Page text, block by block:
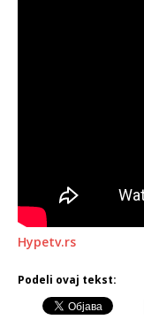
Hypetv.rs
Podeli ovaj tekst: